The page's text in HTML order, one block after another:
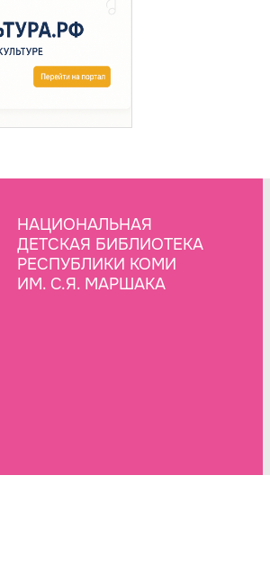
НАЦИОНАЛЬНАЯ
ДЕТСКАЯ БИБЛИОТЕКА
РЕСПУБЛИКИ КОМИ
ИМ. С.Я. МАРШАКА